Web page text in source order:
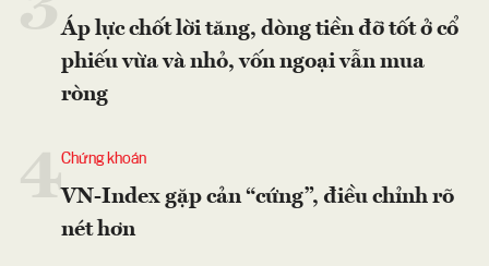
Áp lực chốt lời tăng, dòng tiền đỡ tốt ở cổ
phiếu vừa và nhỏ, vốn ngoại vẫn mua
ròng
4Chứng khoán
VN-Index gặp cản “cứng”, điều chỉnh rõ
nét hơn